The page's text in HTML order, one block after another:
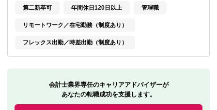
業界情報
第二新卒可 年間休日120日以上 管理職
リモートワーク／在宅勤務（制度あり）
フレックス出勤／時差出勤（制度あり）
会計士業界専任のキャリアアドバイザーが
あなたの転職成功を支援します。